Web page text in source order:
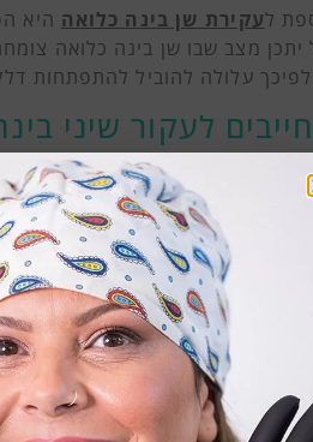
לעקירת שן בינה כלואה היא
מצב שבו שן בינה כלואה
עלולה להוביל להתפתחות
לעקור שיני
יש מבוגרים ששיני הבינה שלהם
רק אם רופאת השיניים מזהה בעיה
בעתיד בחלל הפה (כגון
על עקירה.
שיני בינה
שיניים אחרות (לרבות שיני
שיני בינה כלואותיכולה
כלואות, לא ניתן לאחוז בהן